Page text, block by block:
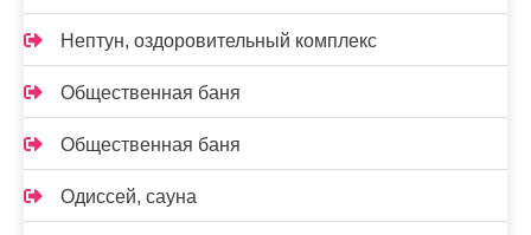
Нептун, оздоровительный комплекс
Общественная баня
Общественная баня
Одиссей, сауна